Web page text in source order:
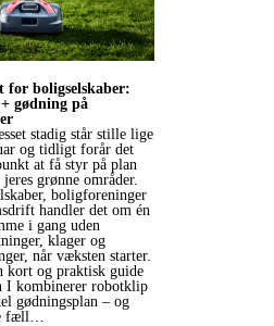
for boligselskaber:
gødning på
stadig står stille lige
og tidligt forår det
at få styr på plan
grønne områder.
boligforeninger
handler det om én
i gang uden
klager og
når væksten starter.
kort og praktisk guide
I kombinerer robotklip
gødningsplan – og
fæll…